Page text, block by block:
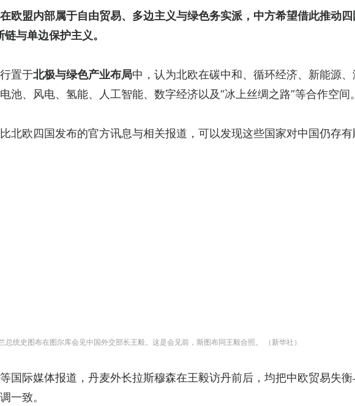
欧盟内部属于自由贸易、多边主义与绿色务实派，中方希望借此推动
与单边保护主义。
置于北极与绿色产业布局中，认为北欧在碳中和、循环经济、新能源
池、风电、氢能、人工智能、数字经济以及“冰上丝绸之路”等合作空间。
北欧四国发布的官方讯息与相关报道，可以发现这些国家对中国仍存有
统史图布在图尔库会见中国外交部长王毅。这是会见前，斯图布同王毅合照。 （新华社）
国际媒体报道，丹麦外长拉斯穆森在王毅访丹前后，均把中欧贸易失
一致。